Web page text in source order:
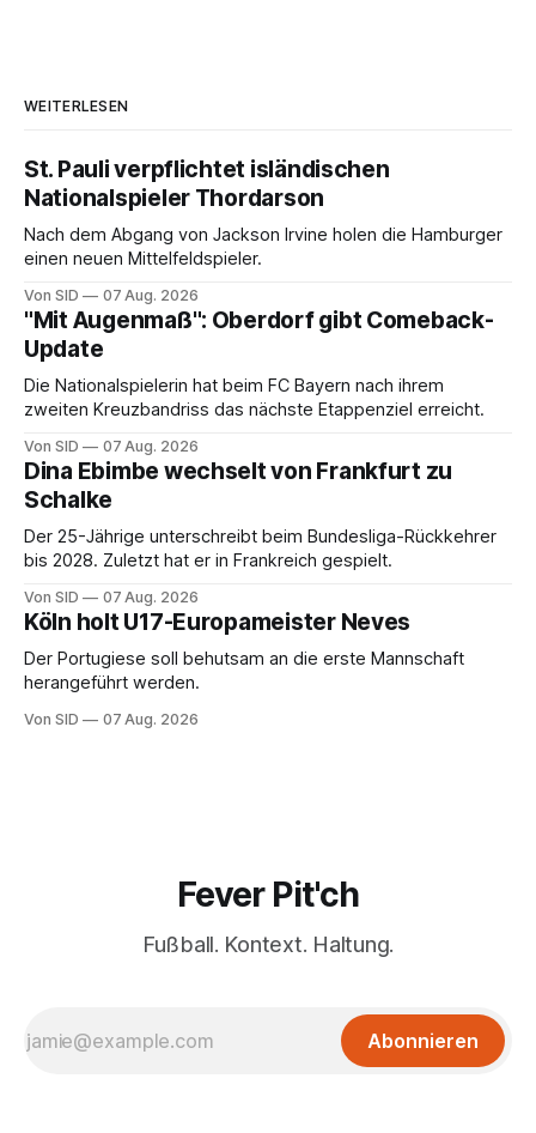
WEITERLESEN
St. Pauli verpflichtet isländischen
Nationalspieler Thordarson
Nach dem Abgang von Jackson Irvine holen die Hamburger
einen neuen Mittelfeldspieler.
Von SID 07 Aug. 2026
"Mit Augenmaß": Oberdorf gibt Comeback-
Update
Die Nationalspielerin hat beim FC Bayern nach ihrem
zweiten Kreuzbandriss das nächste Etappenziel erreicht.
Von SID 07 Aug. 2026
Dina Ebimbe wechselt von Frankfurt zu
Schalke
Der 25-Jährige unterschreibt beim Bundesliga-Rückkehrer
bis 2028. Zuletzt hat er in Frankreich gespielt.
Von SID 07 Aug. 2026
Köln holt U17-Europameister Neves
Der Portugiese soll behutsam an die erste Mannschaft
herangeführt werden.
Von SID 07 Aug. 2026
Fever Pit'ch
Fußball. Kontext. Haltung.
Abonnieren